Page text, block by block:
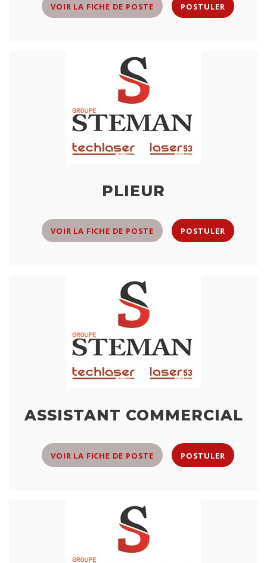
VOIR LA FICHE DE POSTE POSTULER
PLIEUR
VOIR LA FICHE DE POSTE POSTULER
ASSISTANT COMMERCIAL
VOIR LA FICHE DE POSTE POSTULER